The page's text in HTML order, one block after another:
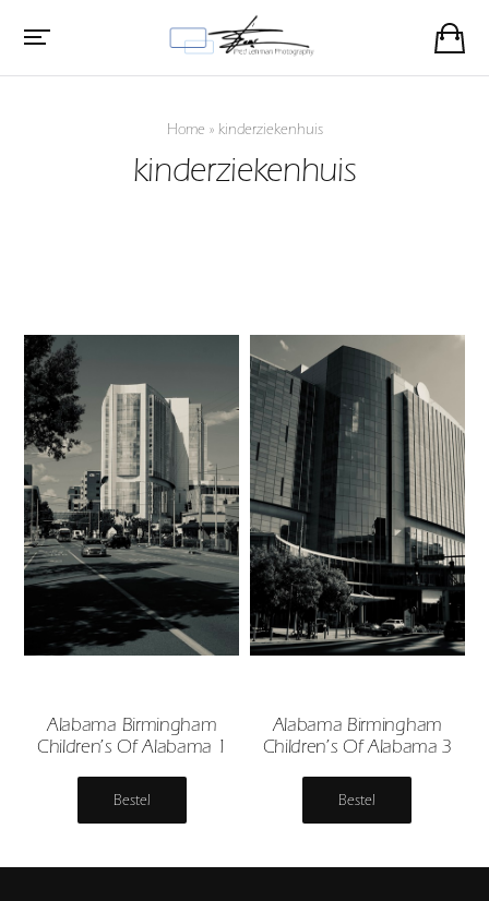
Home » kinderziekenhuis
kinderziekenhuis
Alabama Birmingham
Children’s Of Alabama 1
Bestel
Alabama Birmingham
Children’s Of Alabama 3
Bestel